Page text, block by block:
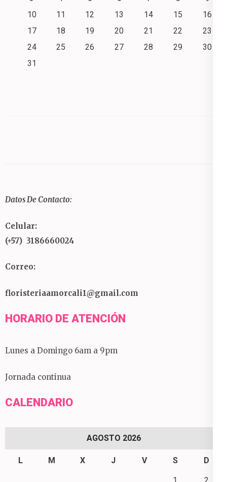
10
11 12 13 14 15
16
17
18 19 20 21 22
23
24
25 26 27 28 29
30
31
Datos De Contacto:
Celular:
(+57) 3186660024
Correo:
floristeriaamorcali1@gmail.com
HORARIO DE ATENCIÓN
Lunes a Domingo 6am a 9pm
Jornada continua
CALENDARIO
AGOSTO 2026
L M X J V S D